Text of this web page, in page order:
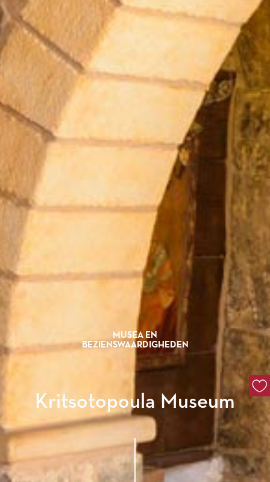
MUSEA EN
BEZIENSWAARDIGHEDEN
Kritsotopoula Museum